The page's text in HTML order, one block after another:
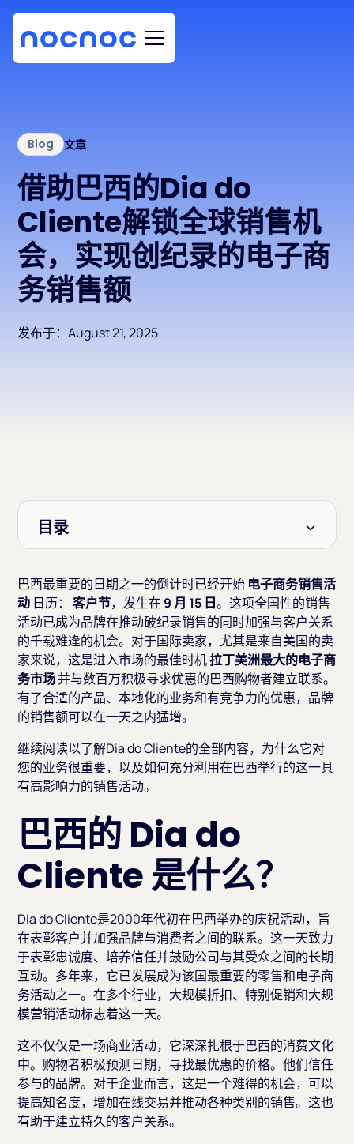
Blog 文章
借助巴西的Dia do
Cliente解锁全球销售机
会，实现创纪录的电子商
务销售额
发布于：August 21, 2025
巴西最重要的日期之一的倒计时已经开始 电子商务销售活
动 日历：客户节，发生在 9 月 15 日。这项全国性的销售
活动已成为品牌在推动破纪录销售的同时加强与客户关系
的千载难逢的机会。对于国际卖家，尤其是来自美国的卖
家来说，这是进入市场的最佳时机拉丁美洲最大的电子商
务市场并与数百万积极寻求优惠的巴西购物者建立联系。
有了合适的产品、本地化的业务和有竞争力的优惠，品牌
的销售额可以在一天之内猛增。
继续阅读以了解Dia do Cliente的全部内容，为什么它对
您的业务很重要，以及如何充分利用在巴西举行的这一具
有高影响力的销售活动。
巴西的 Dia do
Cliente 是什么？
Dia do Cliente是2000年代初在巴西举办的庆祝活动，旨
在表彰客户并加强品牌与消费者之间的联系。这一天致力
于表彰忠诚度、培养信任并鼓励公司与其受众之间的长期
互动。多年来，它已发展成为该国最重要的零售和电子商
务活动之一。在多个行业，大规模折扣、特别促销和大规
模营销活动标志着这一天。
这不仅仅是一场商业活动，它深深扎根于巴西的消费文化
中。购物者积极预测日期，寻找最优惠的价格。他们信任
参与的品牌。对于企业而言，这是一个难得的机会，可以
提高知名度，增加在线交易并推动各种类别的销售。这也
有助于建立持久的客户关系。
目录